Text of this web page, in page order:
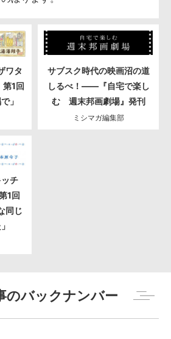
ワタ
第1回
」
サブスク時代の映画沼の道
しるべ！――『自宅で楽し
む 週末邦画劇場』発刊
ミシマガ編集部
チ
1回
同じ
のバックナンバー